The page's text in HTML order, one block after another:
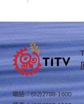
電話：(02)2788-1600